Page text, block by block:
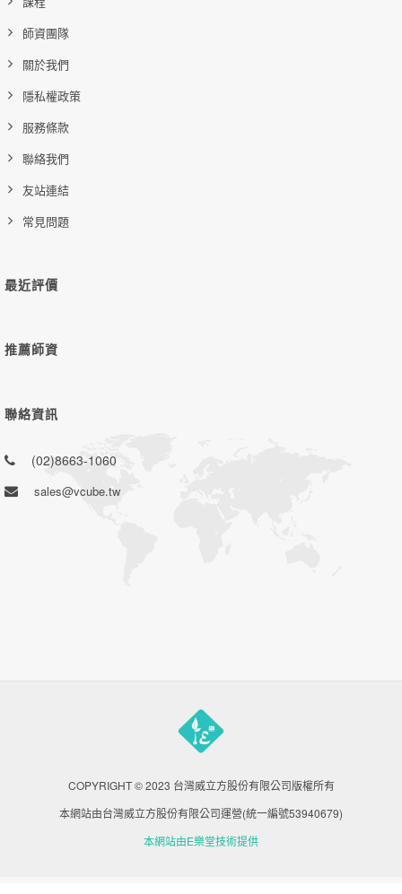
師資團隊
關於我們
隱私權政策
服務條款
聯絡我們
友站連結
常見問題
最近評價
推薦師資
聯絡資訊
(02)8663-1060
sales@vcube.tw
COPYRIGHT © 2023 台灣威立方股份有限公司版權所有
本網站由台灣威立方股份有限公司運營(統一編號53940679)
本網站由E樂堂技術提供